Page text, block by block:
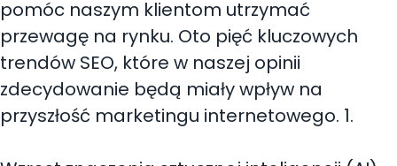
pomóc naszym klientom utrzymać
przewagę na rynku. Oto pięć kluczowych
trendów SEO, które w naszej opinii
zdecydowanie będą miały wpływ na
przyszłość marketingu internetowego. 1.